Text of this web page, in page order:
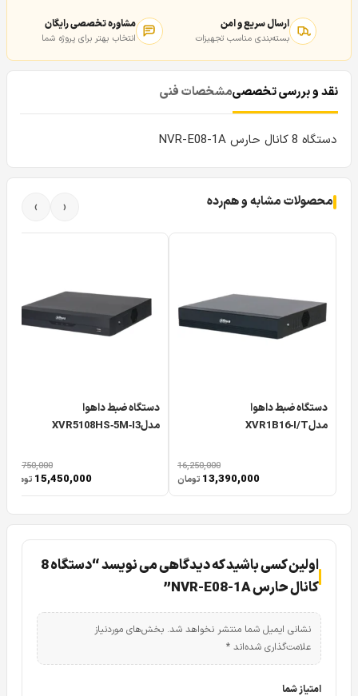
ارسال سریع و امن
بسته‌بندی مناسب تجهیزات
مشاوره تخصصی رایگان
انتخاب بهتر برای پروژه شما
نقد و بررسی تخصصیمشخصات فنی
دستگاه 8 کانال حارس NVR-E08-1A
محصولات مشابه و هم‌رده ‹
›
دستگاه ضبط داهوا
مدلXVR1B16‑I/T
16,250,000
13,390,000 تومان
دستگاه ضبط داهوا
مدلXVR5108HS‑5M‑I3
18,750,000
15,450,000 تومان
اولین کسی باشید که دیدگاهی می نویسد “دستگاه 8
کانال حارس NVR-E08-1A”
نشانی ایمیل شما منتشر نخواهد شد. بخش‌های موردنیاز
علامت‌گذاری شده‌اند *
امتیاز شما